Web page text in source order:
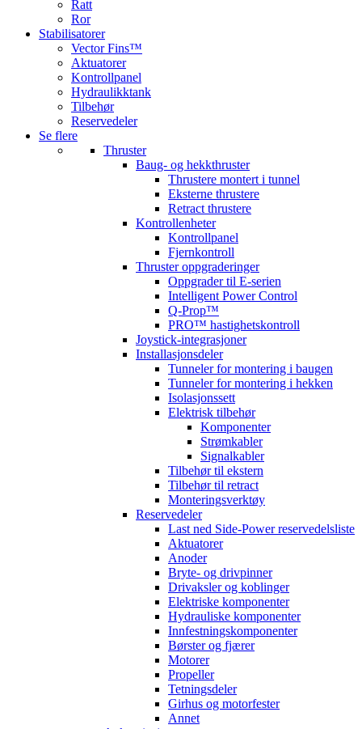
Ratt
Ror
Stabilisatorer
Vector Fins™
Aktuatorer
Kontrollpanel
Hydraulikktank
Tilbehør
Reservedeler
Se flere
Thruster
Baug- og hekkthruster
Thrustere montert i tunnel
Eksterne thrustere
Retract thrustere
Kontrollenheter
Kontrollpanel
Fjernkontroll
Thruster oppgraderinger
Oppgrader til E-serien
Intelligent Power Control
Q-Prop™
PRO™ hastighetskontroll
Joystick-integrasjoner
Installasjonsdeler
Tunneler for montering i baugen
Tunneler for montering i hekken
Isolasjonssett
Elektrisk tilbehør
Komponenter
Strømkabler
Signalkabler
Tilbehør til ekstern
Tilbehør til retract
Monteringsverktøy
Reservedeler
Last ned Side-Power reservedelsliste
Aktuatorer
Anoder
Bryte- og drivpinner
Drivaksler og koblinger
Elektriske komponenter
Hydrauliske komponenter
Innfestningskomponenter
Børster og fjærer
Motorer
Propeller
Tetningsdeler
Girhus og motorfester
Annet